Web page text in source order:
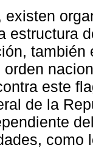
existen
estructura
este
de la
como